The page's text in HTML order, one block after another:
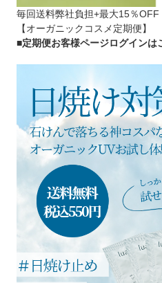
毎回送料弊社負担+最大15％OFF
【オーガニックコスメ定期便】
■定期便お客様ページログインは